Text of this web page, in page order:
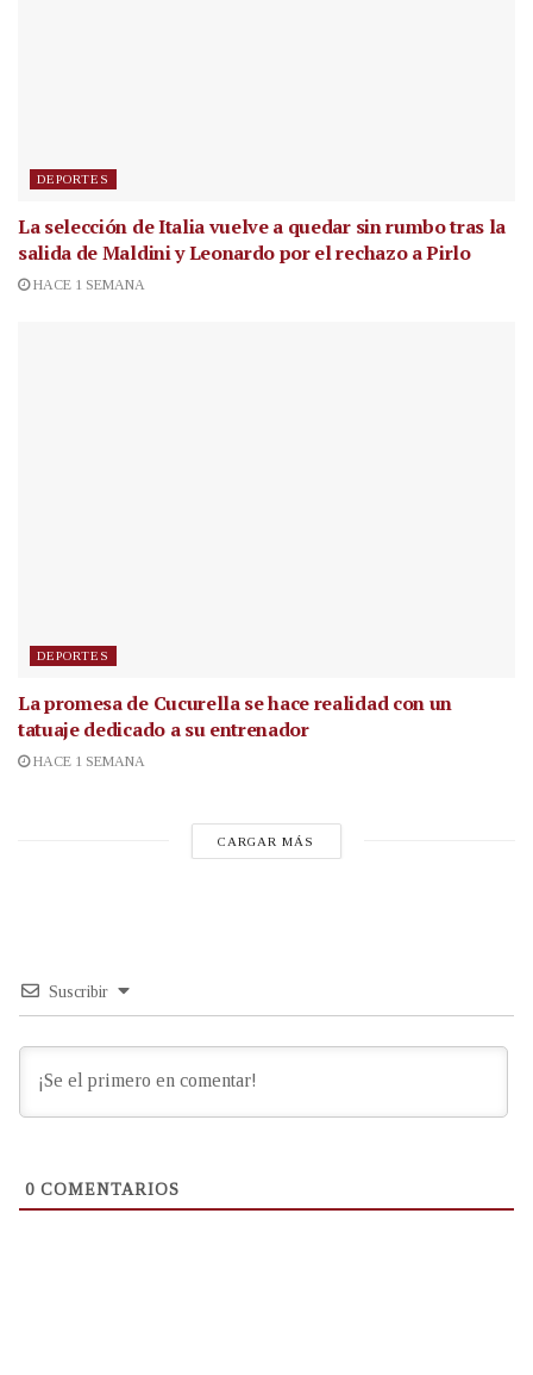
DEPORTES
La selección de Italia vuelve a quedar sin rumbo tras la
salida de Maldini y Leonardo por el rechazo a Pirlo
HACE 1 SEMANA
DEPORTES
La promesa de Cucurella se hace realidad con un
tatuaje dedicado a su entrenador
HACE 1 SEMANA
CARGAR MÁS
Suscribir
0 COMENTARIOS